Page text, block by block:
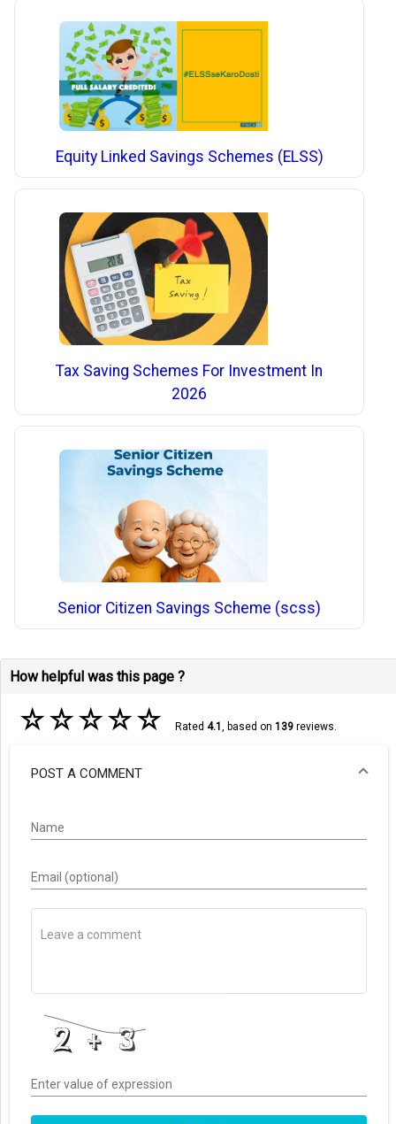
Equity Linked Savings Schemes (ELSS)
Tax Saving Schemes For Investment In
2026
Senior Citizen Savings Scheme (scss)
How helpful was this page ?
☆☆☆☆☆ Rated 4.1 , based on 139reviews.
POST A COMMENT
Name
Email (optional)
Enter value of expression